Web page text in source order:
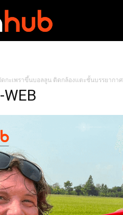
กะเพราขึ้นบอลลูน ติดกล้องแตะชั้นบรรยากาศ
WEB